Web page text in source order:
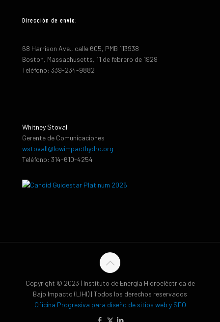
Dirección de envio:
68 Harrison Ave., calle 605, PMB 113938
Boston, Massachusetts, 11 de febrero de 1929
Teléfono: 339-234-9882
Whitney Stoval
Gerente de Comunicaciones
wstovall@lowimpacthydro.org
Teléfono: 314-610-4254
Copyright © 2023 | Instituto de Energía Hidroeléctrica de
Bajo Impacto (LIHI) | Todos los derechos reservados
Oficina Progresiva para diseño de sitios web y SEO